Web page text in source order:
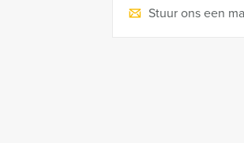
Stuur ons een